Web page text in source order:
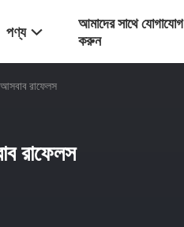
পণ্য
আমাদের সাথে যোগাযোগ
করুন
আসবাব রাফেলস
রাফেলস